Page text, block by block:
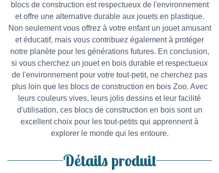
blocs de construction est respectueux de l'environnement
et offre une alternative durable aux jouets en plastique.
Non seulement vous offrez à votre enfant un jouet amusant
et éducatif, mais vous contribuez également à protéger
notre planète pour les générations futures. En conclusion,
si vous cherchez un jouet en bois durable et respectueux
de l'environnement pour votre tout-petit, ne cherchez pas
plus loin que les blocs de construction en bois Zoo. Avec
leurs couleurs vives, leurs jolis dessins et leur facilité
d'utilisation, ces blocs de construction en bois sont un
excellent choix pour les tout-petits qui apprennent à
explorer le monde qui les entoure.
Détails produit